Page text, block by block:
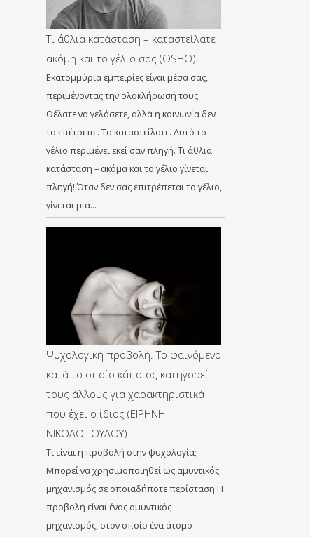
Τι άθλια κατάσταση – καταστείλατε
ακόμη και το γέλιο σας (OSHO)
Εκατομμύρια εμπειρίες είναι μέσα σας,
περιμένοντας την ολοκλήρωσή τους.
Θέλατε να γελάσετε, αλλά η κοινωνία δεν
το επέτρεπε. Το καταστείλατε. Αυτό το
γέλιο περιμένει εκεί σαν πληγή. Τι άθλια
κατάσταση – ακόμα και το γέλιο γίνεται
πληγή! Όταν δεν σας επιτρέπεται το γέλιο,
γίνεται μια…
Ψυχολογική προβολή. Το φαινόμενο
κατά το οποίο κάποιος κατηγορεί
τους άλλους για χαρακτηριστικά
που έχει ο ίδιος (ΕΙΡΗΝΗ
ΝΙΚΟΛΟΠΟΥΛΟΥ)
Τι είναι η προβολή στην ψυχολογία; –
Μπορεί να χρησιμοποιηθεί ως αμυντικός
μηχανισμός σε οποιαδήποτε περίσταση Η
προβολή είναι ένας αμυντικός
μηχανισμός, στον οποίο ένα άτομο